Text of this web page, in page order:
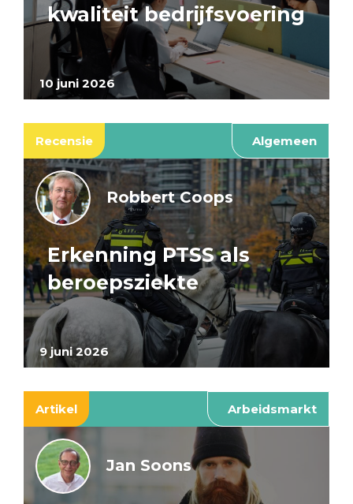
10 juni 2026
kwaliteit bedrijfsvoering
Recensie Algemeen
9 juni 2026
Robbert Coops
Erkenning PTSS als
beroepsziekte
Artikel Arbeidsmarkt
Jan Soons